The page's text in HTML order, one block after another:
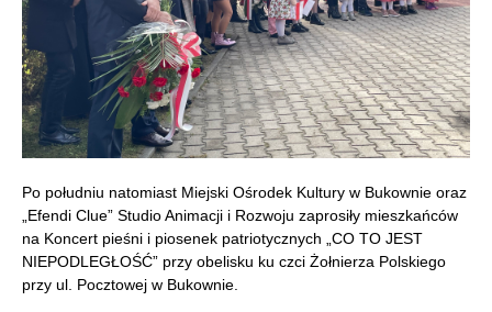
Po południu natomiast Miejski Ośrodek Kultury w Bukownie oraz
„Efendi Clue” Studio Animacji i Rozwoju zaprosiły mieszkańców
na Koncert pieśni i piosenek patriotycznych „CO TO JEST
NIEPODLEGŁOŚĆ” przy obelisku ku czci Żołnierza Polskiego
przy ul. Pocztowej w Bukownie.